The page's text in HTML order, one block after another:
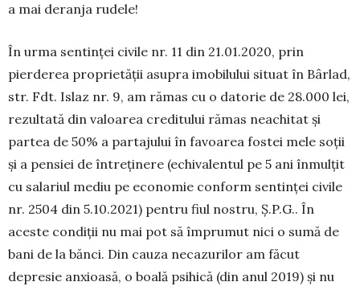
a mai deranja rudele!
În urma sentinței civile nr. 11 din 21.01.2020, prin
pierderea proprietății asupra imobilului situat în Bârlad,
str. Fdt. Islaz nr. 9, am rămas cu o da­torie de 28.000 lei,
rezultată din valoarea creditului ră­mas neachitat și
partea de 50% a partajului în fa­voarea fostei mele soții
și a pensiei de întreținere (echi­va­lentul pe 5 ani înmulțit
cu salariul mediu pe economie conform sentinței civile
nr. 2504 din 5.10.2021) pentru fiul nostru, Ș.P.G.. În
aceste condiții nu mai pot să împrumut nici o sumă de
bani de la bănci. Din cauza necazurilor am făcut
depresie anxioasă, o boală psihică (din anul 2019) și nu